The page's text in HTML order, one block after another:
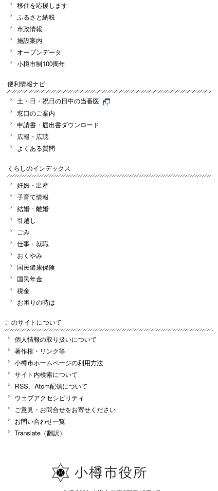
移住を応援します
ふるさと納税
市政情報
施設案内
オープンデータ
小樽市制100周年
便利情報ナビ
土・日・祝日の日中の当番医
窓口のご案内
申請書・届出書ダウンロード
広報・広聴
よくある質問
くらしのインデックス
妊娠・出産
子育て情報
結婚・離婚
引越し
ごみ
仕事・就職
おくやみ
国民健康保険
国民年金
税金
お困りの時は
このサイトについて
個人情報の取り扱いについて
著作権・リンク等
小樽市ホームページの利用方法
サイト内検索について
RSS、Atom配信について
ウェブアクセシビリティ
ご意見・お問合せをお寄せください
お問い合わせ一覧
Translate（翻訳）